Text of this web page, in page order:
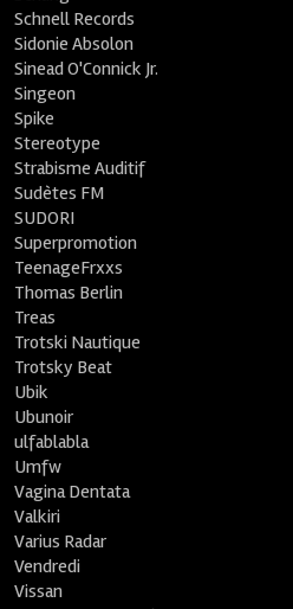
Schnell Records
Sidonie Absolon
Sinead O'Connick Jr.
Singeon
Spike
Stereotype
Strabisme Auditif
Sudètes FM
SUDORI
Superpromotion
TeenageFrxxs
Thomas Berlin
Treas
Trotski Nautique
Trotsky Beat
Ubik
Ubunoir
ulfablabla
Umfw
Vagina Dentata
Valkiri
Varius Radar
Vendredi
Vissan